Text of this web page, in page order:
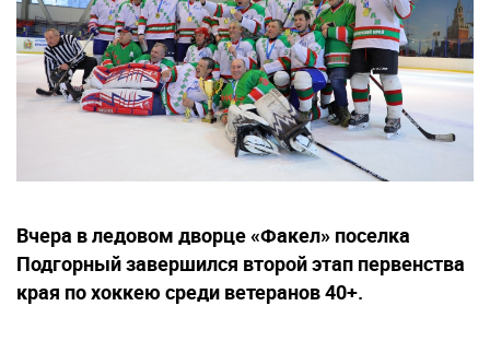
Вчера в ледовом дворце «Факел» поселка
Подгорный завершился второй этап первенства
края по хоккею среди ветеранов 40+.